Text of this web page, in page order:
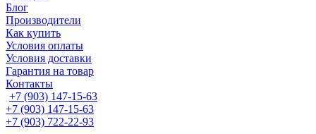
Блог
Производители
Как купить
Условия оплаты
Условия доставки
Гарантия на товар
Контакты
+7 (903) 147-15-63
+7 (903) 147-15-63
+7 (903) 722-22-93